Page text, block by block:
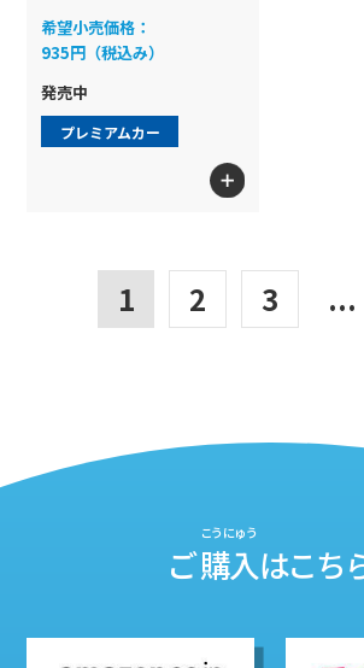
希望小売価格：
935円（税込み）
発売中
プレミアムカー
1 2 3 ...
ご購入
こうにゅう
はこち